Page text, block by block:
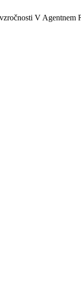
V Agentnem